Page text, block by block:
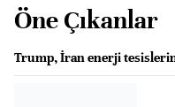
Öne Çıkanlar
Trump, İran enerji